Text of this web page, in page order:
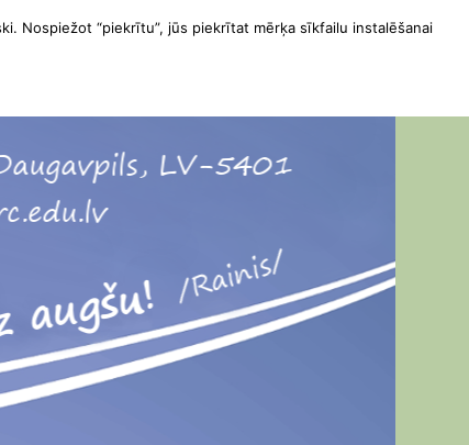
Nospiežot “piekrītu”, jūs piekrītat mērķa sīkfailu instalēšanai